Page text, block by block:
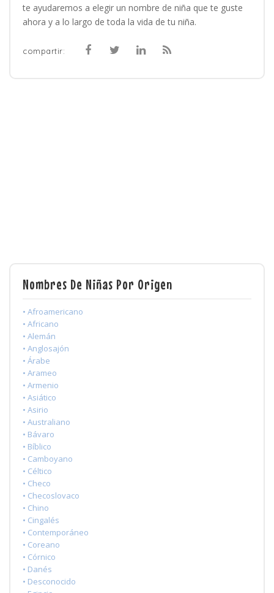
te ayudaremos a elegir un nombre de niña que te guste
ahora y a lo largo de toda la vida de tu niña.
compartir:
Nombres De Niñas Por Origen
• Afroamericano
• Africano
• Alemán
• Anglosajón
• Árabe
• Arameo
• Armenio
• Asiático
• Asirio
• Australiano
• Bávaro
• Bíblico
• Camboyano
• Céltico
• Checo
• Checoslovaco
• Chino
• Cingalés
• Contemporáneo
• Coreano
• Córnico
• Danés
• Desconocido